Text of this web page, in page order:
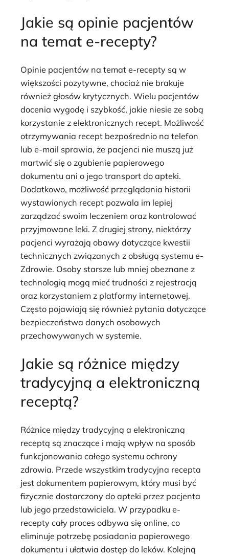
Jakie są opinie pacjentów
na temat e-recepty?
Opinie pacjentów na temat e-recepty są w
większości pozytywne, chociaż nie brakuje
również głosów krytycznych. Wielu pacjentów
docenia wygodę i szybkość, jakie niesie ze sobą
korzystanie z elektronicznych recept. Możliwość
otrzymywania recept bezpośrednio na telefon
lub e-mail sprawia, że pacjenci nie muszą już
martwić się o zgubienie papierowego
dokumentu ani o jego transport do apteki.
Dodatkowo, możliwość przeglądania historii
wystawionych recept pozwala im lepiej
zarządzać swoim leczeniem oraz kontrolować
przyjmowane leki. Z drugiej strony, niektórzy
pacjenci wyrażają obawy dotyczące kwestii
technicznych związanych z obsługą systemu e-
Zdrowie. Osoby starsze lub mniej obeznane z
technologią mogą mieć trudności z rejestracją
oraz korzystaniem z platformy internetowej.
Często pojawiają się również pytania dotyczące
bezpieczeństwa danych osobowych
przechowywanych w systemie.
Jakie są różnice między
tradycyjną a elektroniczną
receptą?
Różnice między tradycyjną a elektroniczną
receptą są znaczące i mają wpływ na sposób
funkcjonowania całego systemu ochrony
zdrowia. Przede wszystkim tradycyjna recepta
jest dokumentem papierowym, który musi być
fizycznie dostarczony do apteki przez pacjenta
lub jego przedstawiciela. W przypadku e-
recepty cały proces odbywa się online, co
eliminuje potrzebę posiadania papierowego
dokumentu i ułatwia dostęp do leków. Kolejną